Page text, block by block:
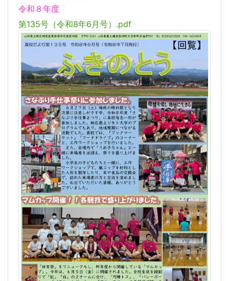
令和８年度
第135号（令和8年6月号）.pdf